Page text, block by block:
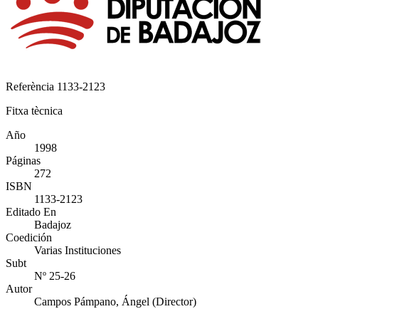
Referència 1133-2123
Fitxa tècnica
Año
1998
Páginas
272
ISBN
1133-2123
Editado En
Badajoz
Coedición
Varias Instituciones
Subt
Nº 25-26
Autor
Campos Pámpano, Ángel (Director)